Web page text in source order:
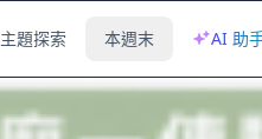
主題探索 本週末 AI 助